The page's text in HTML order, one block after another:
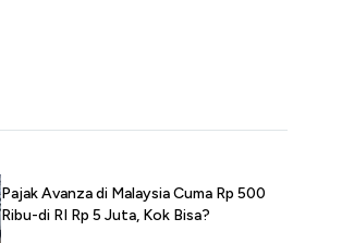
Pajak Avanza di Malaysia Cuma Rp 500
Ribu-di RI Rp 5 Juta, Kok Bisa?